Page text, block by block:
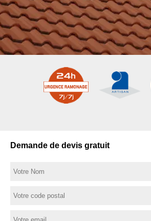
Demande de devis gratuit